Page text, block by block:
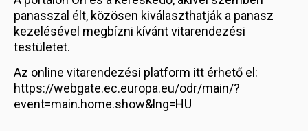
panasszal élt, közösen kiválaszthatják a panasz
kezelésével megbízni kívánt vitarendezési
testületet.
Az online vitarendezési platform itt érhető el:
https://webgate.ec.europa.eu/odr/main/?
event=main.home.show&lng=HU